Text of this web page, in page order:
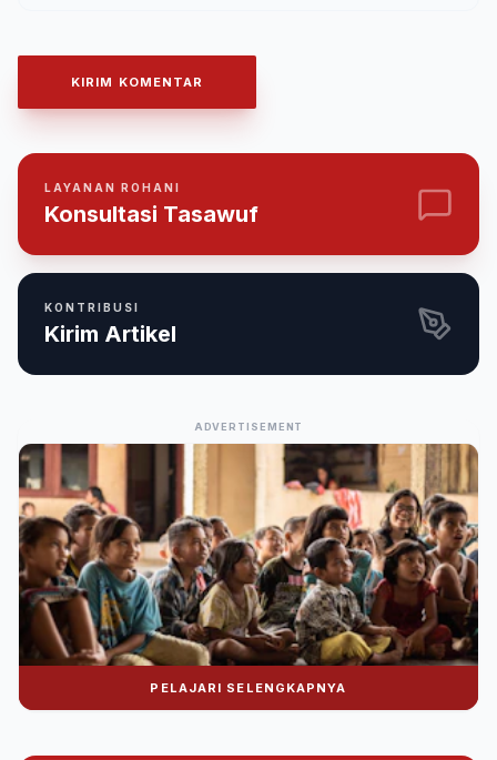
KIRIM KOMENTAR
LAYANAN ROHANI
Konsultasi Tasawuf
KONTRIBUSI
Kirim Artikel
ADVERTISEMENT
Donasi Nuralwala Foundation
Bantu syiar dakwah melalui platform digital.
PELAJARI SELENGKAPNYA